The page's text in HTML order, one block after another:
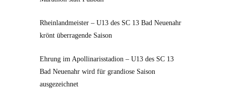
Rheinlandmeister – U13 des SC 13 Bad Neuenahr
krönt überragende Saison
Ehrung im Apollinarisstadion – U13 des SC 13
Bad Neuenahr wird für grandiose Saison
ausgezeichnet